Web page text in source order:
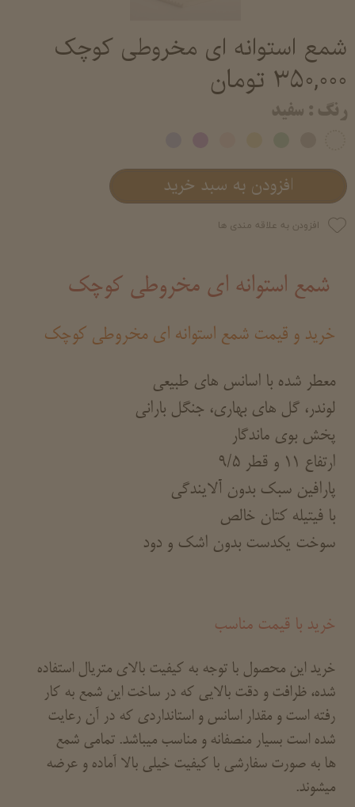
شمع استوانه ای مخروطی کوچک
۳۵۰,۰۰۰ تومان
رنگ : سفید
افزودن به سبد خرید
افزودن به علاقه مندی ها
شمع استوانه ای مخروطی کوچک
خرید و قیمت شمع استوانه ای مخروطی کوچک
معطر شده با اسانس های طبیعی
لوندر، گل های بهاری، جنگل بارانی
پخش بوی ماندگار
ارتفاع 11 و قطر 9/5
پارافین سبک بدون آلایندگی
با فیتیله کتان خالص
سوخت یکدست بدون اشک و دود
خرید با قیمت مناسب
خرید این محصول با توجه به کیفیت بالای متریال استفاده
شده، ظرافت و دقت بالایی که در ساخت این شمع به کار
رفته است و مقدار اسانس و استانداردی که در آن رعایت
شده است بسیار منصفانه و مناسب میباشد. تمامی شمع
ها به صورت سفارشی با کیفیت خیلی بالا آماده و عرضه
میشوند.